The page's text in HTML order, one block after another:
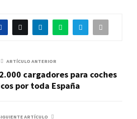
ARTÍCULO ANTERIOR
cargadores para coches
por toda España
ARTÍCULO